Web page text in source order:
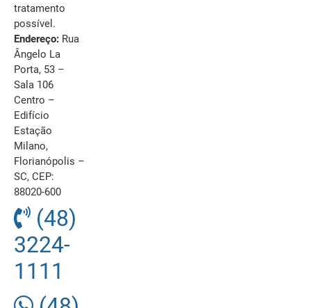
tratamento
possível.
Endereço: Rua
Ângelo La
Porta, 53 –
Sala 106
Centro –
Edifício
Estação
Milano,
Florianópolis –
SC, CEP:
88020-600
(48)
3224-
1111